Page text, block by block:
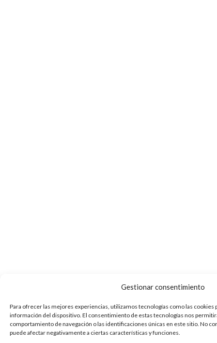
Gestionar consentimiento
Para ofrecer las mejores experiencias, utilizamos tecnologías como las cookies
información del dispositivo. El consentimiento de estas tecnologías nos
comportamiento de navegación o las identificaciones únicas en este sitio. No
puede afectar negativamente a ciertas características y funciones.